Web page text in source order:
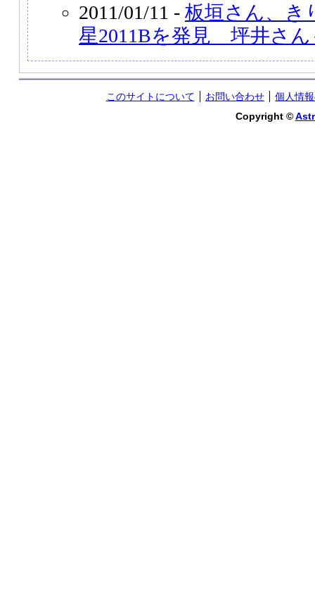
2011/01/11 - 板垣さん、き
星2011Bを発見 坪井さん
このサイトについて お問い合わせ
個人情
Copyright ©